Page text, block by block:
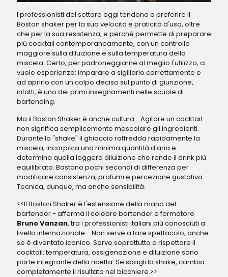
I professionisti del settore oggi tendono a preferire il
Boston shaker per la sua velocità e praticità d'uso, oltre
che per la sua resistenza, e perché permette di preparare
più cocktail contemporaneamente, con un controllo
maggiore sulla diluizione e sulla temperatura della
miscela. Certo, per padroneggiarne al meglio l'utilizzo, ci
vuole esperienza: imparare a sigillarlo correttamente e
ad aprirlo con un colpo deciso sul punto di giunzione,
infatti, è uno dei primi insegnamenti nelle scuole di
bartending.
Ma il Boston Shaker è anche cultura... Agitare un cocktail
non significa semplicemente mescolare gli ingredienti.
Durante lo "shake" il ghiaccio raffredda rapidamente la
miscela, incorpora una minima quantità d'aria e
determina quella leggera diluizione che rende il drink più
equilibrato. Bastano pochi secondi di differenza per
modificare consistenza, profumi e percezione gustativa.
Tecnica, dunque, ma anche sensibilità.
<<Il Boston Shaker è l'estensione della mano del
bartender - afferma il celebre bartender e formatore
Bruno Vanzan, tra i professionisti italiani più conosciuti a
livello internazionale - Non serve a fare spettacolo, anche
se è diventato iconico. Serve soprattutto a rispettare il
cocktail: temperatura, ossigenazione e diluizione sono
parte integrante della ricetta. Se sbagli lo shake, cambia
completamente il risultato nel bicchiere.>>